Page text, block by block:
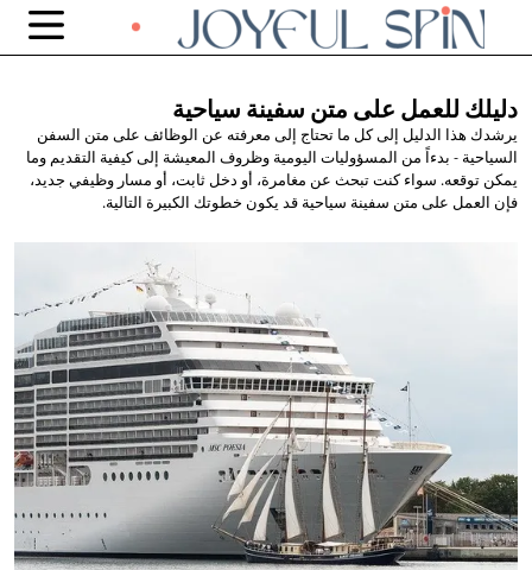
دليلك للعمل على متن سفينة سياحية
يرشدك هذا الدليل إلى كل ما تحتاج إلى معرفته عن الوظائف على متن السفن
السياحية - بدءاً من المسؤوليات اليومية وظروف المعيشة إلى كيفية التقديم وما
يمكن توقعه. سواء كنت تبحث عن مغامرة، أو دخل ثابت، أو مسار وظيفي جديد،
فإن العمل على متن سفينة سياحية قد يكون خطوتك الكبيرة التالية.